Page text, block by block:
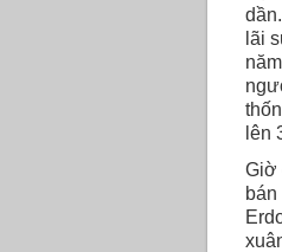
lãi
lên
Giờ